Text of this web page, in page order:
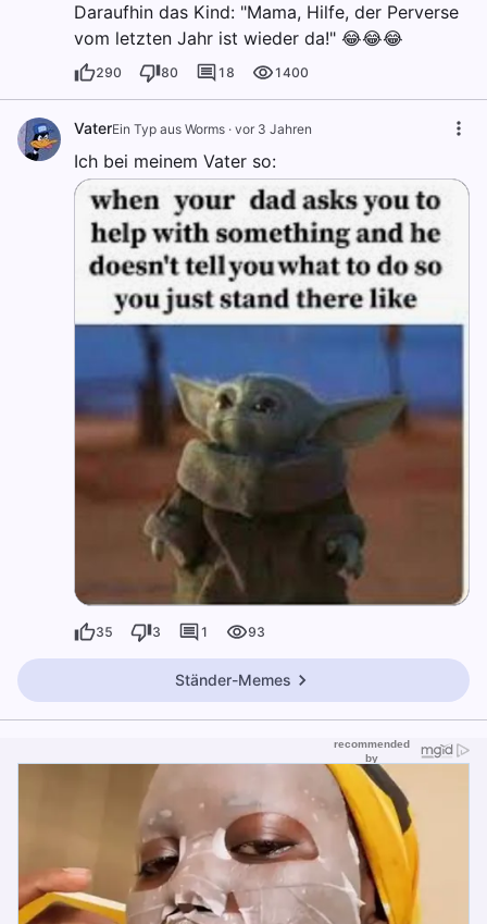
Daraufhin das Kind: "Mama, Hilfe, der Perverse
vom letzten Jahr ist wieder da!" 😂😂😂
290 80 18 1400
VaterEin Typ aus Worms · vor 3 Jahren
Ich bei meinem Vater so:
35 3 1 93
Ständer-Memes